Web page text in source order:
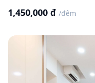
1,450,000 đ /đêm